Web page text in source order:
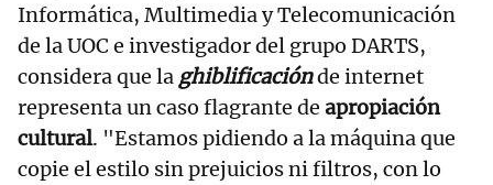
Informática, Multimedia y Telecomunicación
de la UOC e investigador del grupo DARTS,
considera que la ghiblificaciónde internet
representa un caso flagrante de apropiación
cultural. "Estamos pidiendo a la máquina que
copie el estilo sin prejuicios ni filtros, con lo